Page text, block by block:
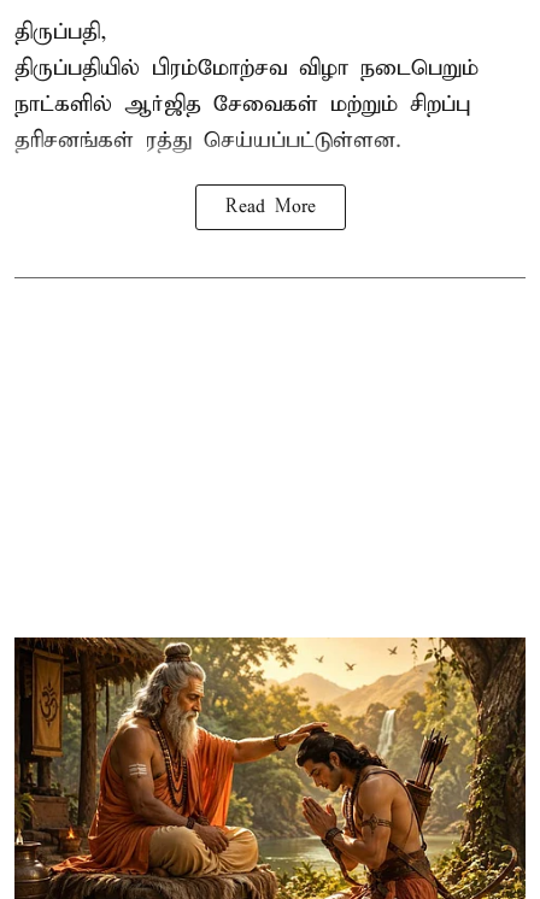
திருப்பதி,
திருப்பதியில் பிரம்மோற்சவ விழா நடைபெறும்
நாட்களில் ஆர்ஜித சேவைகள் மற்றும் சிறப்பு
தரிசனங்கள் ரத்து செய்யப்பட்டுள்ளன.
Read More